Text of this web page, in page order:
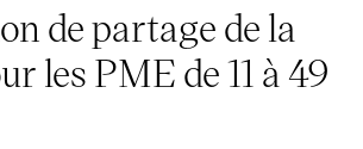
de partage de la
les PME de 11 à 49